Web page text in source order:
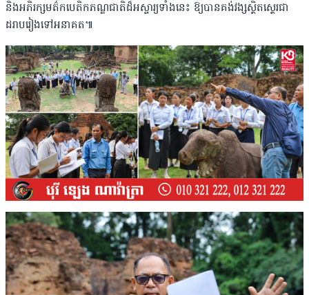
និងអភិរក្សមត៌កបេតិកភណ្ឌជាតិដ៏អស្ចារ្យទាំងនេះ ឱ្យបានគង់វង្សស្ថិតស្ថេរជា
ដរាបរៀងទៅអនាគត៕